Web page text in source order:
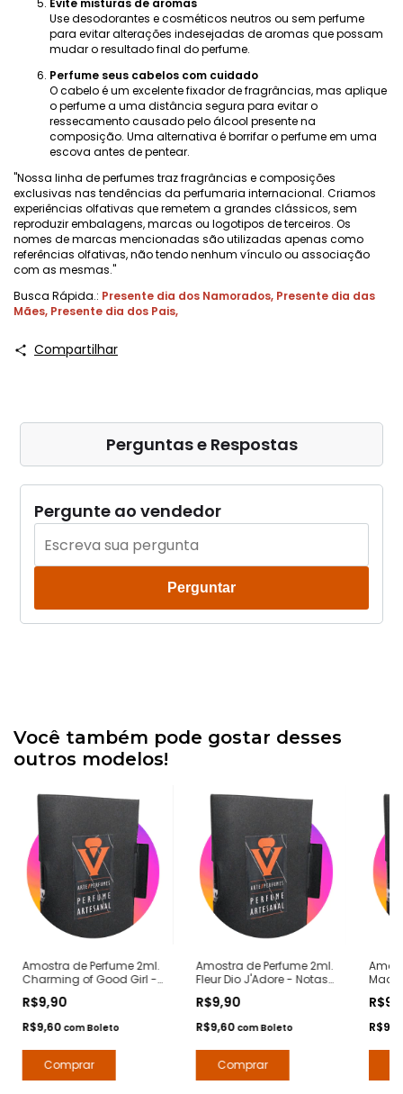
Evite misturas ​​de aromas
Use desodorantes e cosméticos neutros ou sem perfume
para evitar alterações indesejadas de aromas que possam
mudar o resultado final do perfume.
Perfume seus cabelos com cuidado
O cabelo é um excelente fixador de fragrâncias, mas aplique
o perfume a uma distância segura para evitar o
ressecamento causado pelo álcool presente na
composição. Uma alternativa é borrifar o perfume em uma
escova antes de pentear.
"Nossa linha de perfumes traz fragrâncias e composições
exclusivas nas tendências da perfumaria internacional. Criamos
experiências olfativas que remetem a grandes clássicos, sem
reproduzir embalagens, marcas ou logotipos de terceiros. Os
nomes de marcas mencionadas são utilizadas apenas como
referências olfativas, não tendo nenhum vínculo ou associação
com as mesmas."
Busca Rápida.: Presente dia dos Namorados, Presente dia das
Mães, Presente dia dos Pais,
Compartilhar
Perguntas e Respostas
Pergunte ao vendedor
Perguntar
Você também pode gostar desses
outros modelos!
Amostra de Perfume 2ml.
Charming of Good Girl -
Herrera - Contratipos
Premium - Arte 1 Perfumes
R$9,90
R$9,60 comBoleto
Amostra de Perfume 2ml.
Fleur Dio J'Adore - Notas
Premium - Arte 1 Perfumes
R$9,90
R$9,60 comBoleto
Arte 1